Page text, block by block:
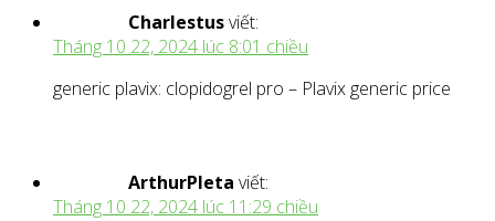
Charlestusviết:
Tháng 10 22, 2024 lúc 8:01 chiều
generic plavix: clopidogrel pro – Plavix generic price
ArthurPleta viết:
Tháng 10 22, 2024 lúc 11:29 chiều